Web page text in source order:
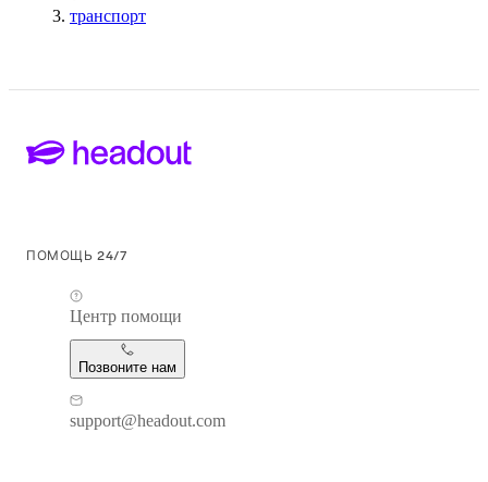
транспорт
ПОМОЩЬ 24/7
Центр помощи
Позвоните нам
support@headout.com